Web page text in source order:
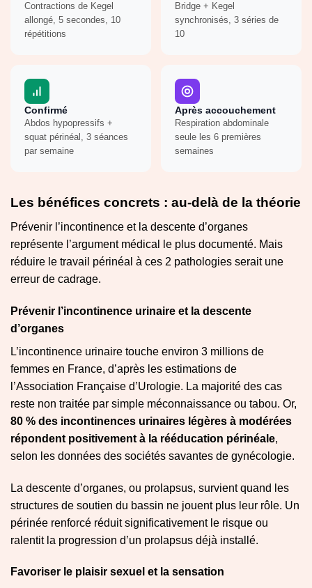
Contractions de Kegel
allongé, 5 secondes, 10
répétitions
Bridge + Kegel
synchronisés, 3 séries de
10
Confirmé
Abdos hypopressifs +
squat périnéal, 3 séances
par semaine
Après accouchement
Respiration abdominale
seule les 6 premières
semaines
Les bénéfices concrets : au-delà de la théorie
Prévenir l’incontinence et la descente d’organes
représente l’argument médical le plus documenté. Mais
réduire le travail périnéal à ces 2 pathologies serait une
erreur de cadrage.
Prévenir l’incontinence urinaire et la descente
d’organes
L’incontinence urinaire touche environ 3 millions de
femmes en France, d’après les estimations de
l’Association Française d’Urologie. La majorité des cas
reste non traitée par simple méconnaissance ou tabou. Or,
80 % des incontinences urinaires légères à modérées
répondent positivement à la rééducation périnéale,
selon les données des sociétés savantes de gynécologie.
La descente d’organes, ou prolapsus, survient quand les
structures de soutien du bassin ne jouent plus leur rôle. Un
périnée renforcé réduit significativement le risque ou
ralentit la progression d’un prolapsus déjà installé.
Favoriser le plaisir sexuel et la sensation